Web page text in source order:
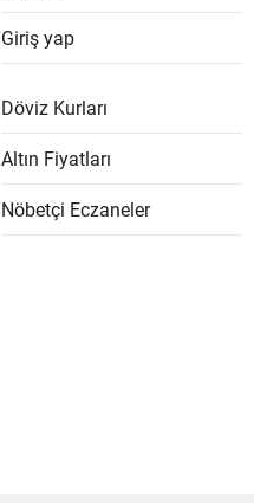
Giriş yap
Döviz Kurları
Altın Fiyatları
Nöbetçi Eczaneler